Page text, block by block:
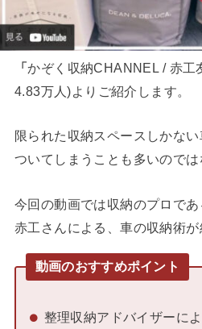
「かぞく収納CHANNEL / 赤工
4.83万人)よりご紹介します。
限られた収納スペースしかな
ついてしまうことも多いのでは
今回の動画では収納のプロで
赤工さんによる、車の収納術が
動画のおすすめポイント
整理収納アドバイザーに